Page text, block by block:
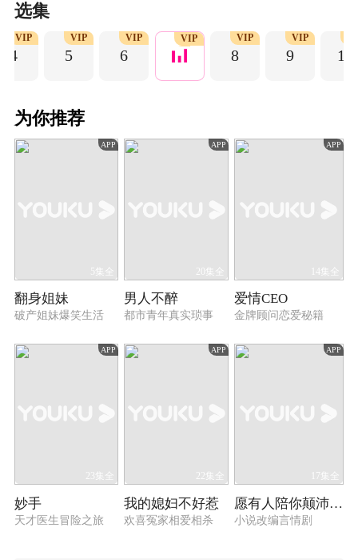
灵精怪的郭如凌产生了一些微妙的情感，并与山
河图中的几位主要人物建立起了深厚的友谊。
选集
4
VIP
5
VIP
6
VIP VIP
8
VIP
9
VIP
10
为你推荐
APP
5集全
翻身姐妹
破产姐妹爆笑生活
APP
20集全
男人不醉
都市青年真实琐事
APP
14集全
爱情CEO
金牌顾问恋爱秘籍
APP
23集全
妙手
天才医生冒险之旅
APP
22集全
我的媳妇不好惹
欢喜冤家相爱相杀
APP
17集全
愿有人陪你颠沛流离
小说改编言情剧